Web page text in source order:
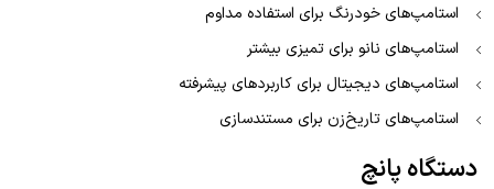
استامپ‌های خودرنگ برای استفاده مداوم
استامپ‌های نانو برای تمیزی بیشتر
استامپ‌های دیجیتال برای کاربردهای پیشرفته
استامپ‌های تاریخ‌زن برای مستندسازی
دستگاه پانچ